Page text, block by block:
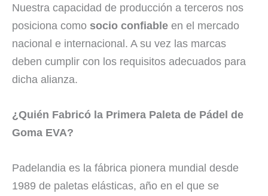
Nuestra capacidad de producción a terceros nos
posiciona como socio confiable en el mercado
nacional e internacional. A su vez las marcas
deben cumplir con los requisitos adecuados para
dicha alianza.
¿Quién Fabricó la Primera Paleta de Pádel de
Goma EVA?
Padelandia es la fábrica pionera mundial desde
1989 de paletas elásticas, año en el que se